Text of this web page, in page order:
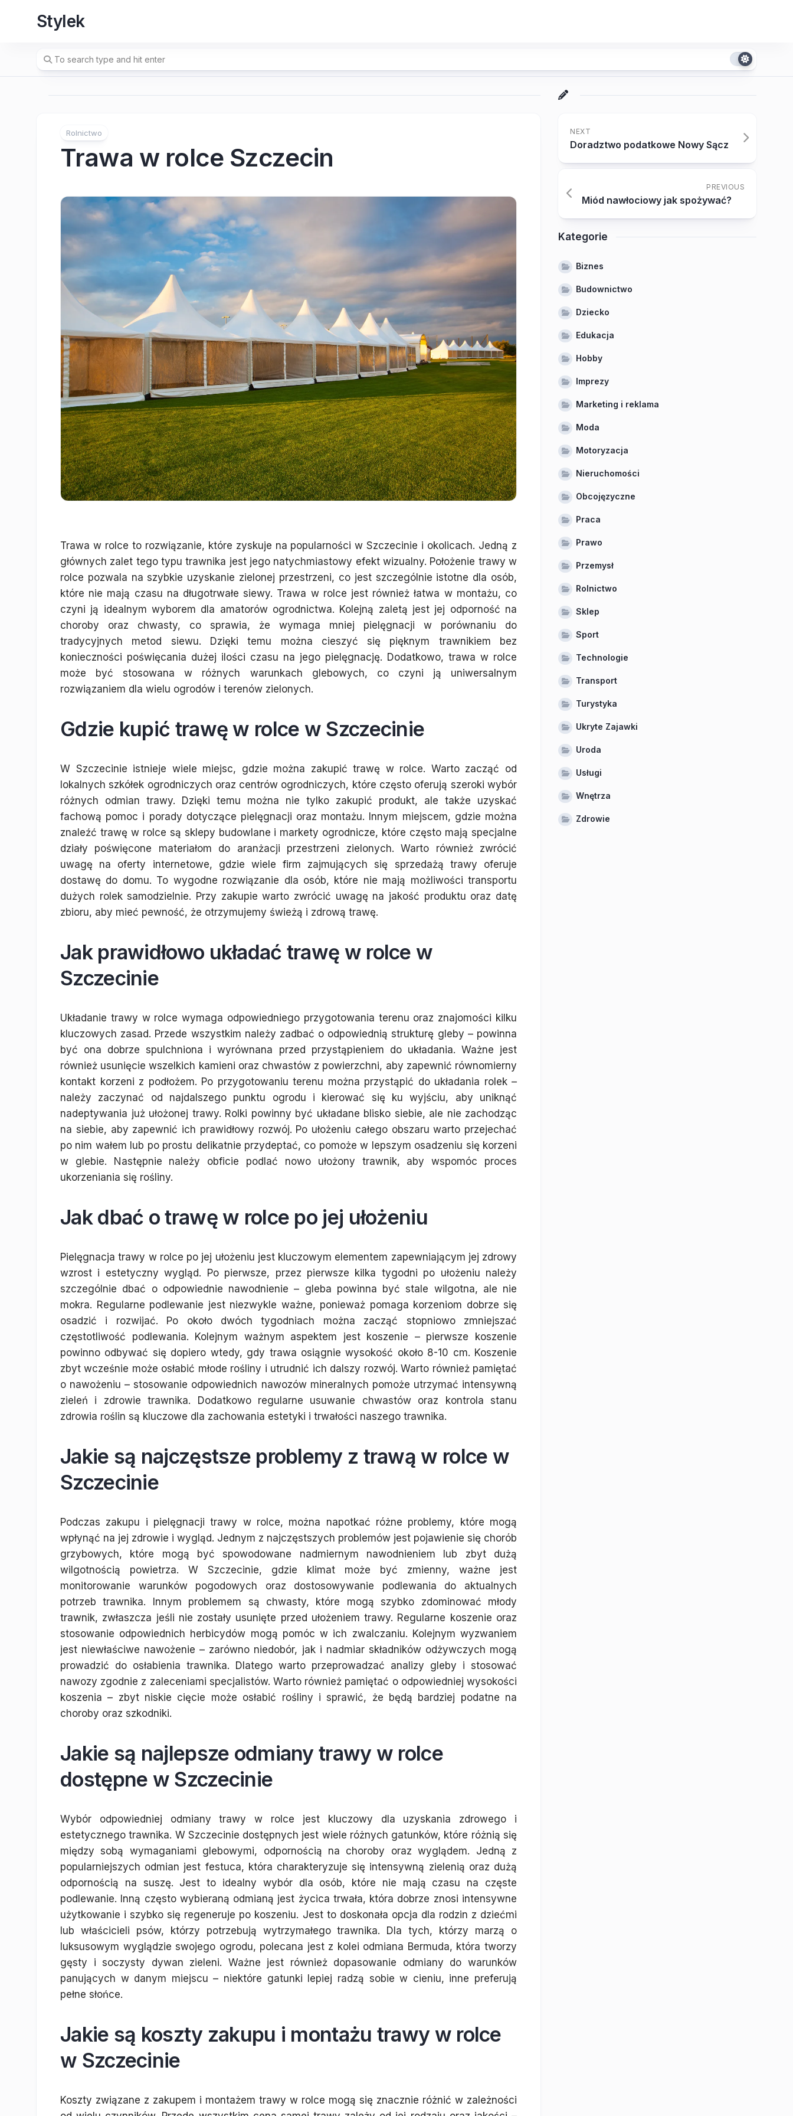
Stylek
Rolnictwo
Trawa w rolce Szczecin
Trawa w rolce to rozwiązanie, które zyskuje na popularności w Szczecinie i okolicach. Jedną z
głównych zalet tego typu trawnika jest jego natychmiastowy efekt wizualny. Położenie trawy w
rolce pozwala na szybkie uzyskanie zielonej przestrzeni, co jest szczególnie istotne dla osób,
które nie mają czasu na długotrwałe siewy. Trawa w rolce jest również łatwa w montażu, co
czyni ją idealnym wyborem dla amatorów ogrodnictwa. Kolejną zaletą jest jej odporność na
choroby oraz chwasty, co sprawia, że wymaga mniej pielęgnacji w porównaniu do
tradycyjnych metod siewu. Dzięki temu można cieszyć się pięknym trawnikiem bez
konieczności poświęcania dużej ilości czasu na jego pielęgnację. Dodatkowo, trawa w rolce
może być stosowana w różnych warunkach glebowych, co czyni ją uniwersalnym
rozwiązaniem dla wielu ogrodów i terenów zielonych.
Gdzie kupić trawę w rolce w Szczecinie
W Szczecinie istnieje wiele miejsc, gdzie można zakupić trawę w rolce. Warto zacząć od
lokalnych szkółek ogrodniczych oraz centrów ogrodniczych, które często oferują szeroki wybór
różnych odmian trawy. Dzięki temu można nie tylko zakupić produkt, ale także uzyskać
fachową pomoc i porady dotyczące pielęgnacji oraz montażu. Innym miejscem, gdzie można
znaleźć trawę w rolce są sklepy budowlane i markety ogrodnicze, które często mają specjalne
działy poświęcone materiałom do aranżacji przestrzeni zielonych. Warto również zwrócić
uwagę na oferty internetowe, gdzie wiele firm zajmujących się sprzedażą trawy oferuje
dostawę do domu. To wygodne rozwiązanie dla osób, które nie mają możliwości transportu
dużych rolek samodzielnie. Przy zakupie warto zwrócić uwagę na jakość produktu oraz datę
zbioru, aby mieć pewność, że otrzymujemy świeżą i zdrową trawę.
Jak prawidłowo układać trawę w rolce w
Szczecinie
Układanie trawy w rolce wymaga odpowiedniego przygotowania terenu oraz znajomości kilku
kluczowych zasad. Przede wszystkim należy zadbać o odpowiednią strukturę gleby – powinna
być ona dobrze spulchniona i wyrównana przed przystąpieniem do układania. Ważne jest
również usunięcie wszelkich kamieni oraz chwastów z powierzchni, aby zapewnić równomierny
kontakt korzeni z podłożem. Po przygotowaniu terenu można przystąpić do układania rolek –
należy zaczynać od najdalszego punktu ogrodu i kierować się ku wyjściu, aby uniknąć
nadeptywania już ułożonej trawy. Rolki powinny być układane blisko siebie, ale nie zachodząc
na siebie, aby zapewnić ich prawidłowy rozwój. Po ułożeniu całego obszaru warto przejechać
po nim wałem lub po prostu delikatnie przydeptać, co pomoże w lepszym osadzeniu się korzeni
w glebie. Następnie należy obficie podlać nowo ułożony trawnik, aby wspomóc proces
ukorzeniania się rośliny.
Jak dbać o trawę w rolce po jej ułożeniu
Pielęgnacja trawy w rolce po jej ułożeniu jest kluczowym elementem zapewniającym jej zdrowy
wzrost i estetyczny wygląd. Po pierwsze, przez pierwsze kilka tygodni po ułożeniu należy
szczególnie dbać o odpowiednie nawodnienie – gleba powinna być stale wilgotna, ale nie
mokra. Regularne podlewanie jest niezwykle ważne, ponieważ pomaga korzeniom dobrze się
osadzić i rozwijać. Po około dwóch tygodniach można zacząć stopniowo zmniejszać
częstotliwość podlewania. Kolejnym ważnym aspektem jest koszenie – pierwsze koszenie
powinno odbywać się dopiero wtedy, gdy trawa osiągnie wysokość około 8-10 cm. Koszenie
zbyt wcześnie może osłabić młode rośliny i utrudnić ich dalszy rozwój. Warto również pamiętać
o nawożeniu – stosowanie odpowiednich nawozów mineralnych pomoże utrzymać intensywną
zieleń i zdrowie trawnika. Dodatkowo regularne usuwanie chwastów oraz kontrola stanu
zdrowia roślin są kluczowe dla zachowania estetyki i trwałości naszego trawnika.
Jakie są najczęstsze problemy z trawą w rolce w
Szczecinie
Podczas zakupu i pielęgnacji trawy w rolce, można napotkać różne problemy, które mogą
wpłynąć na jej zdrowie i wygląd. Jednym z najczęstszych problemów jest pojawienie się chorób
grzybowych, które mogą być spowodowane nadmiernym nawodnieniem lub zbyt dużą
wilgotnością powietrza. W Szczecinie, gdzie klimat może być zmienny, ważne jest
monitorowanie warunków pogodowych oraz dostosowywanie podlewania do aktualnych
potrzeb trawnika. Innym problemem są chwasty, które mogą szybko zdominować młody
trawnik, zwłaszcza jeśli nie zostały usunięte przed ułożeniem trawy. Regularne koszenie oraz
stosowanie odpowiednich herbicydów mogą pomóc w ich zwalczaniu. Kolejnym wyzwaniem
jest niewłaściwe nawożenie – zarówno niedobór, jak i nadmiar składników odżywczych mogą
prowadzić do osłabienia trawnika. Dlatego warto przeprowadzać analizy gleby i stosować
nawozy zgodnie z zaleceniami specjalistów. Warto również pamiętać o odpowiedniej wysokości
koszenia – zbyt niskie cięcie może osłabić rośliny i sprawić, że będą bardziej podatne na
choroby oraz szkodniki.
Jakie są najlepsze odmiany trawy w rolce
dostępne w Szczecinie
Wybór odpowiedniej odmiany trawy w rolce jest kluczowy dla uzyskania zdrowego i
estetycznego trawnika. W Szczecinie dostępnych jest wiele różnych gatunków, które różnią się
między sobą wymaganiami glebowymi, odpornością na choroby oraz wyglądem. Jedną z
popularniejszych odmian jest festuca, która charakteryzuje się intensywną zielenią oraz dużą
odpornością na suszę. Jest to idealny wybór dla osób, które nie mają czasu na częste
podlewanie. Inną często wybieraną odmianą jest życica trwała, która dobrze znosi intensywne
użytkowanie i szybko się regeneruje po koszeniu. Jest to doskonała opcja dla rodzin z dziećmi
lub właścicieli psów, którzy potrzebują wytrzymałego trawnika. Dla tych, którzy marzą o
luksusowym wyglądzie swojego ogrodu, polecana jest z kolei odmiana Bermuda, która tworzy
gęsty i soczysty dywan zieleni. Ważne jest również dopasowanie odmiany do warunków
panujących w danym miejscu – niektóre gatunki lepiej radzą sobie w cieniu, inne preferują
pełne słońce.
Jakie są koszty zakupu i montażu trawy w rolce
w Szczecinie
Koszty związane z zakupem i montażem trawy w rolce mogą się znacznie różnić w zależności
NEXT
Doradztwo podatkowe Nowy Sącz
PREVIOUS
Miód nawłociowy jak spożywać?
Kategorie
Biznes
Budownictwo
Dziecko
Edukacja
Hobby
Imprezy
Marketing i reklama
Moda
Motoryzacja
Nieruchomości
Obcojęzyczne
Praca
Prawo
Przemysł
Rolnictwo
Sklep
Sport
Technologie
Transport
Turystyka
Ukryte Zajawki
Uroda
Usługi
Wnętrza
Zdrowie